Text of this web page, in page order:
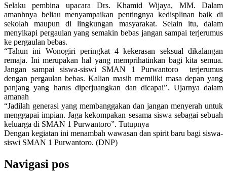
Selaku pembina upacara Drs. Khamid Wijaya, MM. Dalam
amanhnya beliau menyampaikan pentingnya kedisplinan baik di
sekolah maupun di lingkungan masyarakat. Selain itu, dalam
menyikapi pergaulan yang semakin bebas jangan sampai terjerumus
ke pergaulan bebas.
“Tahun ini Wonogiri peringkat 4 kekerasan seksual dikalangan
remaja. Ini merupakan hal yang memprihatinkan bagi kita semua.
Jangan sampai siswa-siswi SMAN 1 Purwantoro terjerumus
dengan pergaulan bebas. Kalian masih memiliki masa depan yang
panjang yang harus diperjuangkan dan dicapai”. Ujarnya dalam
amanah
“Jadilah generasi yang membanggakan dan jangan menyerah untuk
menggapai impian. Jaga kekompakan sesama siswa sebagai sebuah
keluarga di SMAN 1 Purwantoro”. Tutupnya
Dengan kegiatan ini menambah wawasan dan spirit baru bagi siswa-
siswi SMAN 1 Purwantoro. (DNP)
Navigasi pos